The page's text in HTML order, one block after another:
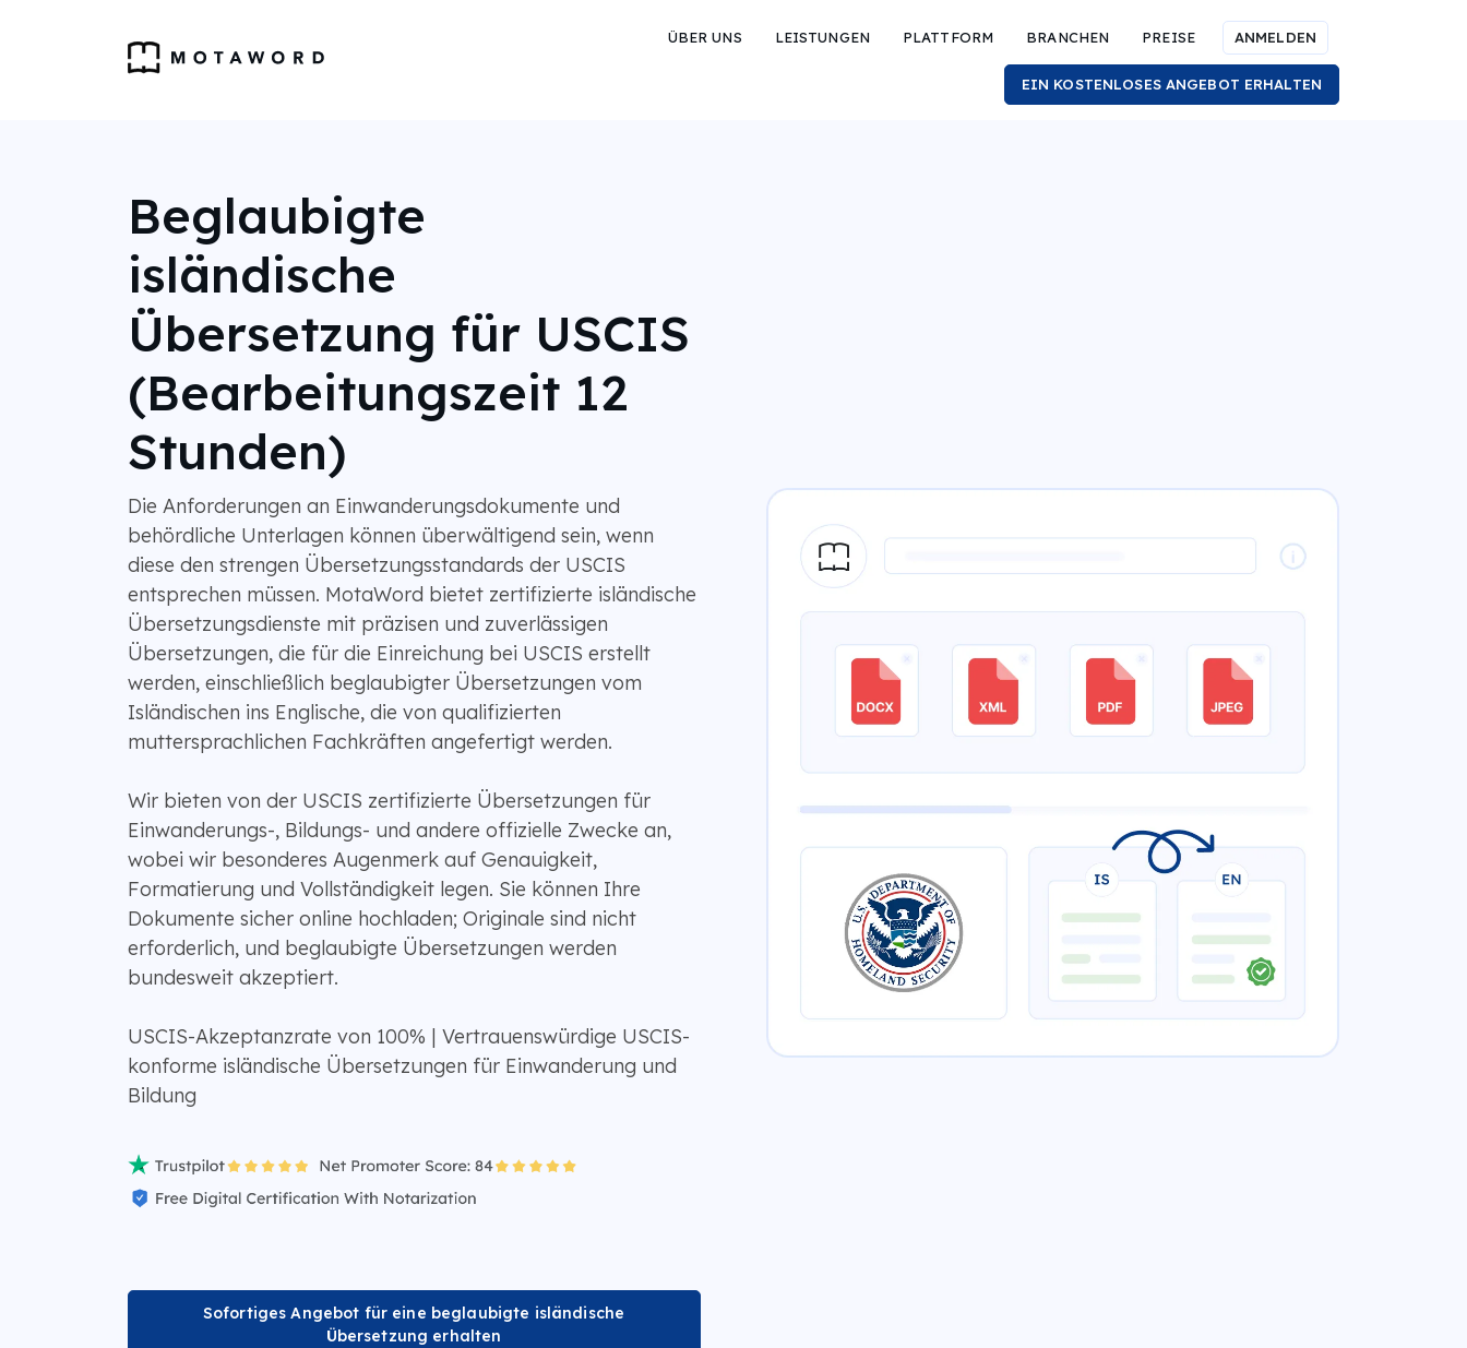
ÜBER UNS LEISTUNGEN PLATTFORM BRANCHEN PREISE ANMELDEN
EIN KOSTENLOSES ANGEBOT ERHALTEN
Beglaubigte
isländische
Übersetzung für USCIS
(Bearbeitungszeit 12
Stunden)
Die Anforderungen an Einwanderungsdokumente und
behördliche Unterlagen können überwältigend sein, wenn
diese den strengen Übersetzungsstandards der USCIS
entsprechen müssen. MotaWord bietet zertifizierte isländische
Übersetzungsdienste mit präzisen und zuverlässigen
Übersetzungen, die für die Einreichung bei USCIS erstellt
werden, einschließlich beglaubigter Übersetzungen vom
Isländischen ins Englische, die von qualifizierten
muttersprachlichen Fachkräften angefertigt werden.
Wir bieten von der USCIS zertifizierte Übersetzungen für
Einwanderungs-, Bildungs- und andere offizielle Zwecke an,
wobei wir besonderes Augenmerk auf Genauigkeit,
Formatierung und Vollständigkeit legen. Sie können Ihre
Dokumente sicher online hochladen; Originale sind nicht
erforderlich, und beglaubigte Übersetzungen werden
bundesweit akzeptiert.
USCIS-Akzeptanzrate von 100% | Vertrauenswürdige USCIS-
konforme isländische Übersetzungen für Einwanderung und
Bildung
Sofortiges Angebot für eine beglaubigte isländische
Übersetzung erhalten